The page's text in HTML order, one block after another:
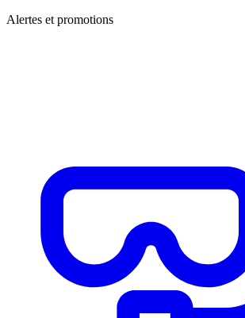
Alertes et promotions